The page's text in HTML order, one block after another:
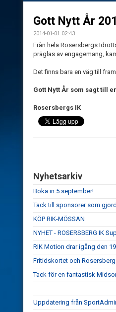
Gott Nytt År
2014-01-01 02:43
Från hela Rosersbergs
präglas av engagemang,
Det finns bara en väg till
Gott Nytt År som sagt till
Rosersbergs IK
Nyhetsarkiv
Boka in 5 september!
Tack till sponsorer som
KÖP RIK-MÖSSAN
NYHET - ROSERSBERG IK
RIK Motion drar igång den
Fritidskortet och
Tack för en fantastisk
Uppdatering från